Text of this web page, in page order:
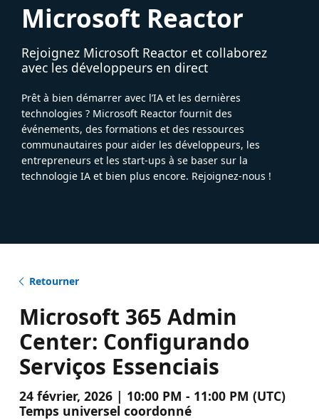
Microsoft Reactor
Rejoignez Microsoft Reactor et collaborez
avec les développeurs en direct
Prêt à bien démarrer avec l’IA et les dernières
technologies ? Microsoft Reactor fournit des
événements, des formations et des ressources
communautaires pour aider les développeurs, les
entrepreneurs et les start-ups à se baser sur la
technologie IA et bien plus encore. Rejoignez-nous !
Retourner
Microsoft 365 Admin
Center: Configurando
Serviços Essenciais
24 février, 2026 | 10:00 PM - 11:00 PM (UTC)
Temps universel coordonné